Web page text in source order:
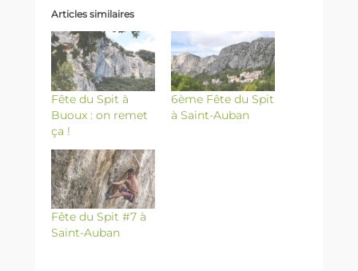
Articles similaires
Fête du Spit à
Buoux : on remet
ça !
6ème Fête du Spit
à Saint-Auban
Fête du Spit #7 à
Saint-Auban